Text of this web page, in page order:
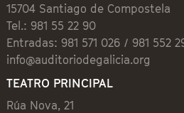
15704 Santiago de Compostela
Tel.: 981 55 22 90
Entradas: 981 571 026 / 981 552
info@auditoriodegalicia.org
TEATRO PRINCIPAL
Rúa Nova, 21